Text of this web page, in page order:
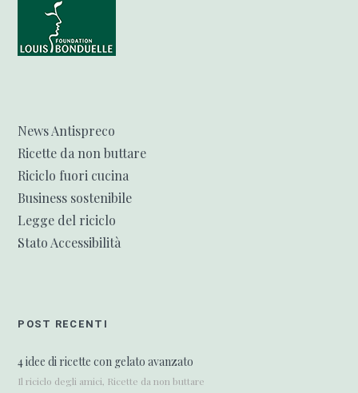
News Antispreco
Ricette da non buttare
Riciclo fuori cucina
Business sostenibile
Legge del riciclo
Stato Accessibilità
POST RECENTI
4 idee di ricette con gelato avanzato
Il riciclo degli amici, Ricette da non buttare